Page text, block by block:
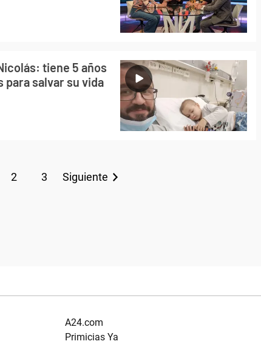
tiene 5 años
salvar su vida
2 3 Siguiente
A24.com
Primicias Ya